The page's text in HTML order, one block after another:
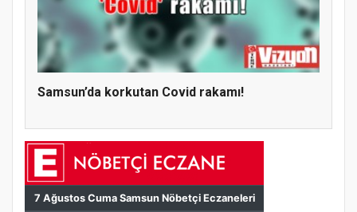
Samsun’da korkutan Covid rakamı!